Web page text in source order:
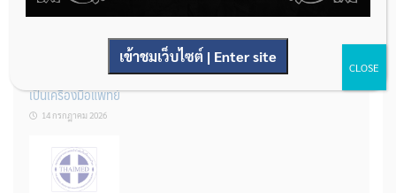
รู้หรือไม่? ผลิตภัณฑ์ชุดตรวจสําหรับตรวจสอบการปนเปื้อนแบบใดจัด
เป็นเครื่องมือแพทย์
14 กรกฎาคม 2026
เข้าชมเว็บไซต์ | Enter site
CLOSE